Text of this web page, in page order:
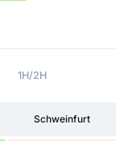
1H/2H
Schweinfurt